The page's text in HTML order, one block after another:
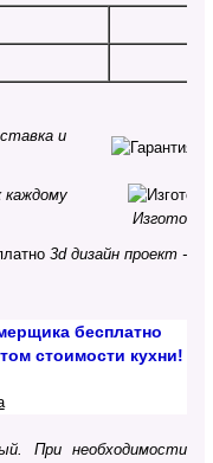
и
каждому
3d дизайн проект -
бесплатно
стоимости кухни!
При необходимости